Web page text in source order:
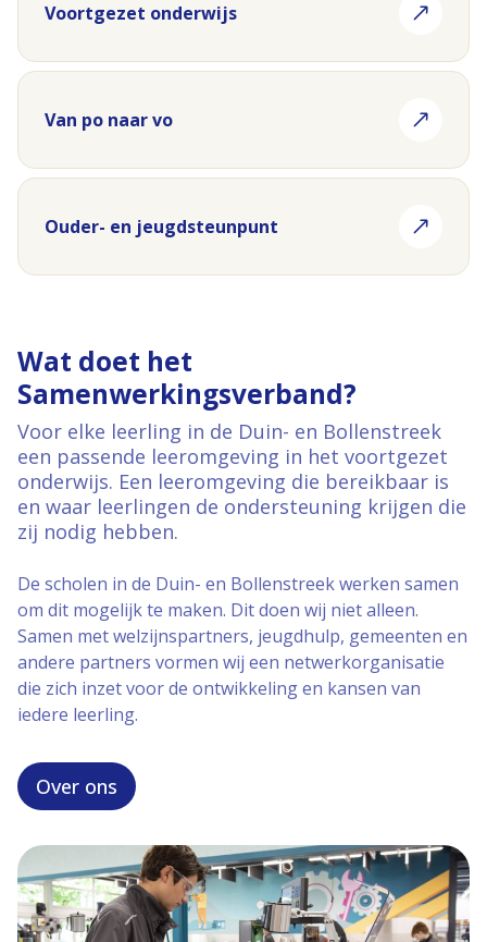
Voortgezet onderwijs
Van po naar vo
Ouder- en jeugdsteunpunt
Wat doet het
Samenwerkingsverband?
Voor elke leerling in de Duin- en Bollenstreek
een passende leeromgeving in het voortgezet
onderwijs. Een leeromgeving die bereikbaar is
en waar leerlingen de ondersteuning krijgen die
zij nodig hebben.
De scholen in de Duin- en Bollenstreek werken samen
om dit mogelijk te maken. Dit doen wij niet alleen.
Samen met welzijnspartners, jeugdhulp, gemeenten en
andere partners vormen wij een netwerkorganisatie
die zich inzet voor de ontwikkeling en kansen van
iedere leerling.
Over ons